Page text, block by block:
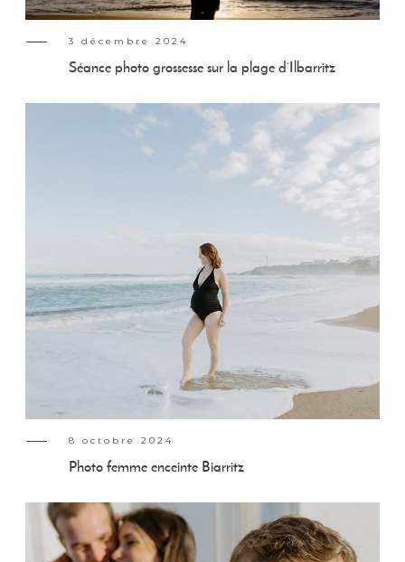
3 décembre 2024
Séance photo grossesse sur la plage d’Ilbarritz
8 octobre 2024
Photo femme enceinte Biarritz